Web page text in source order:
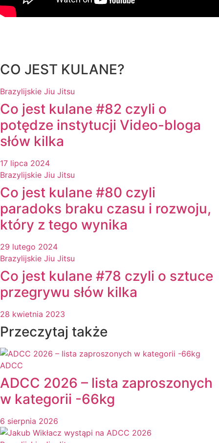
CO JEST KULANE?
Brazylijskie Jiu Jitsu
Co jest kulane #82 czyli o
potędze instytucji Video-bloga
słów kilka
17 lipca 2024
Brazylijskie Jiu Jitsu
Co jest kulane #80 czyli
paradoks braku czasu i rozwoju,
który z tego wynika
29 lutego 2024
Brazylijskie Jiu Jitsu
Co jest kulane #78 czyli o sztuce
przegrywu słów kilka
28 kwietnia 2023
Przeczytaj także
ADCC
ADCC 2026 – lista zaproszonych
w kategorii -66kg
6 sierpnia 2026